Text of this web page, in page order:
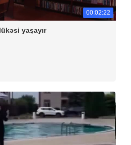
00:02:22
yaşayır